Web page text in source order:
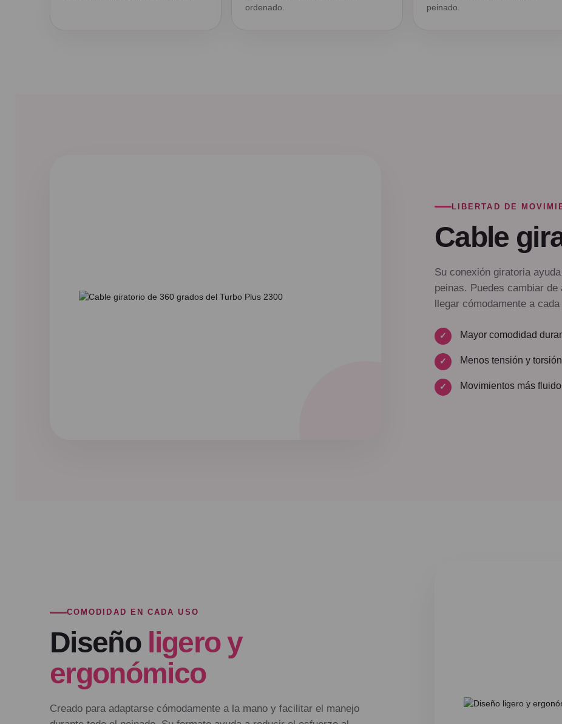
ordenado.
peinado.
LIBERTAD DE
Cable
Su conexión giratoria
peinas. Puedes cambiar
llegar cómodamente a
Mayor comodidad
Menos tensión y
Movimientos más
COMODIDAD EN CADA USO
Diseño ligero y
ergonómico
Creado para adaptarse cómodamente a la mano y facilitar el manejo